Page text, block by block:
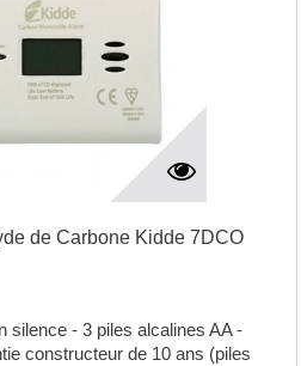
de Carbone Kidde 7DCO
silence - 3 piles alcalines AA -
constructeur de 10 ans (piles